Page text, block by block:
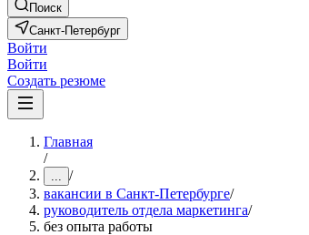
Поиск
Санкт-Петербург
Войти
Войти
Создать резюме
Главная
/
... /
вакансии в Санкт-Петербурге/
руководитель отдела маркетинга/
без опыта работы